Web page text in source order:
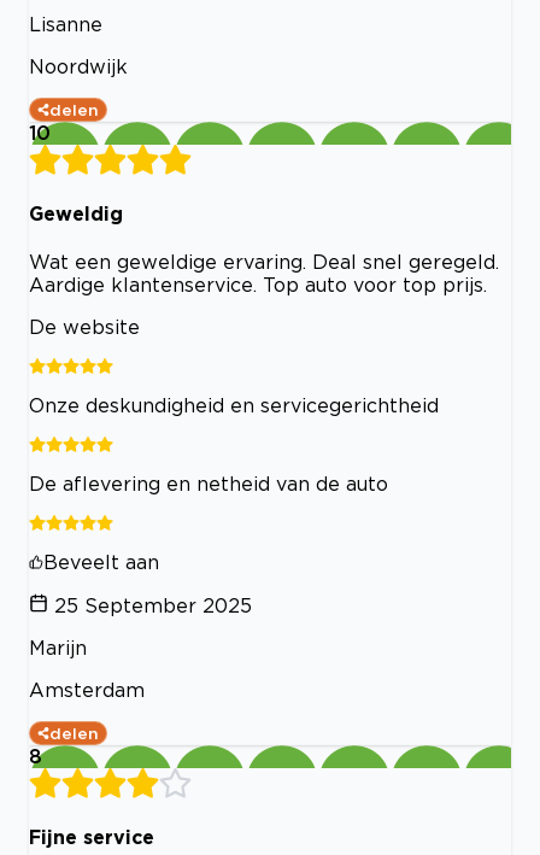
Lisanne
Noordwijk
delen
10
Geweldig
Wat een geweldige ervaring. Deal snel geregeld.
Aardige klantenservice. Top auto voor top prijs.
De website
Onze deskundigheid en servicegerichtheid
De aflevering en netheid van de auto
Beveelt aan
25 September 2025
Marijn
Amsterdam
delen
8
Fijne service